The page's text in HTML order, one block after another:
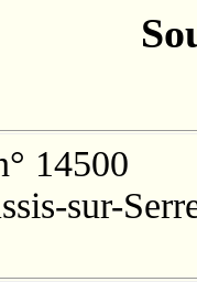
14500
sur-